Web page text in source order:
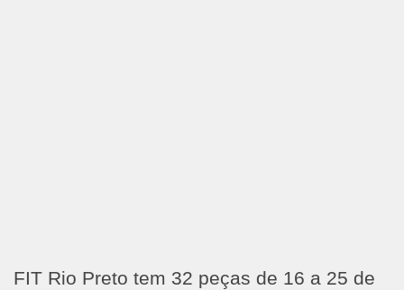
FIT Rio Preto tem 32 peças de 16 a 25 de